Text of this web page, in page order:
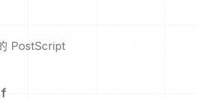
PostScript